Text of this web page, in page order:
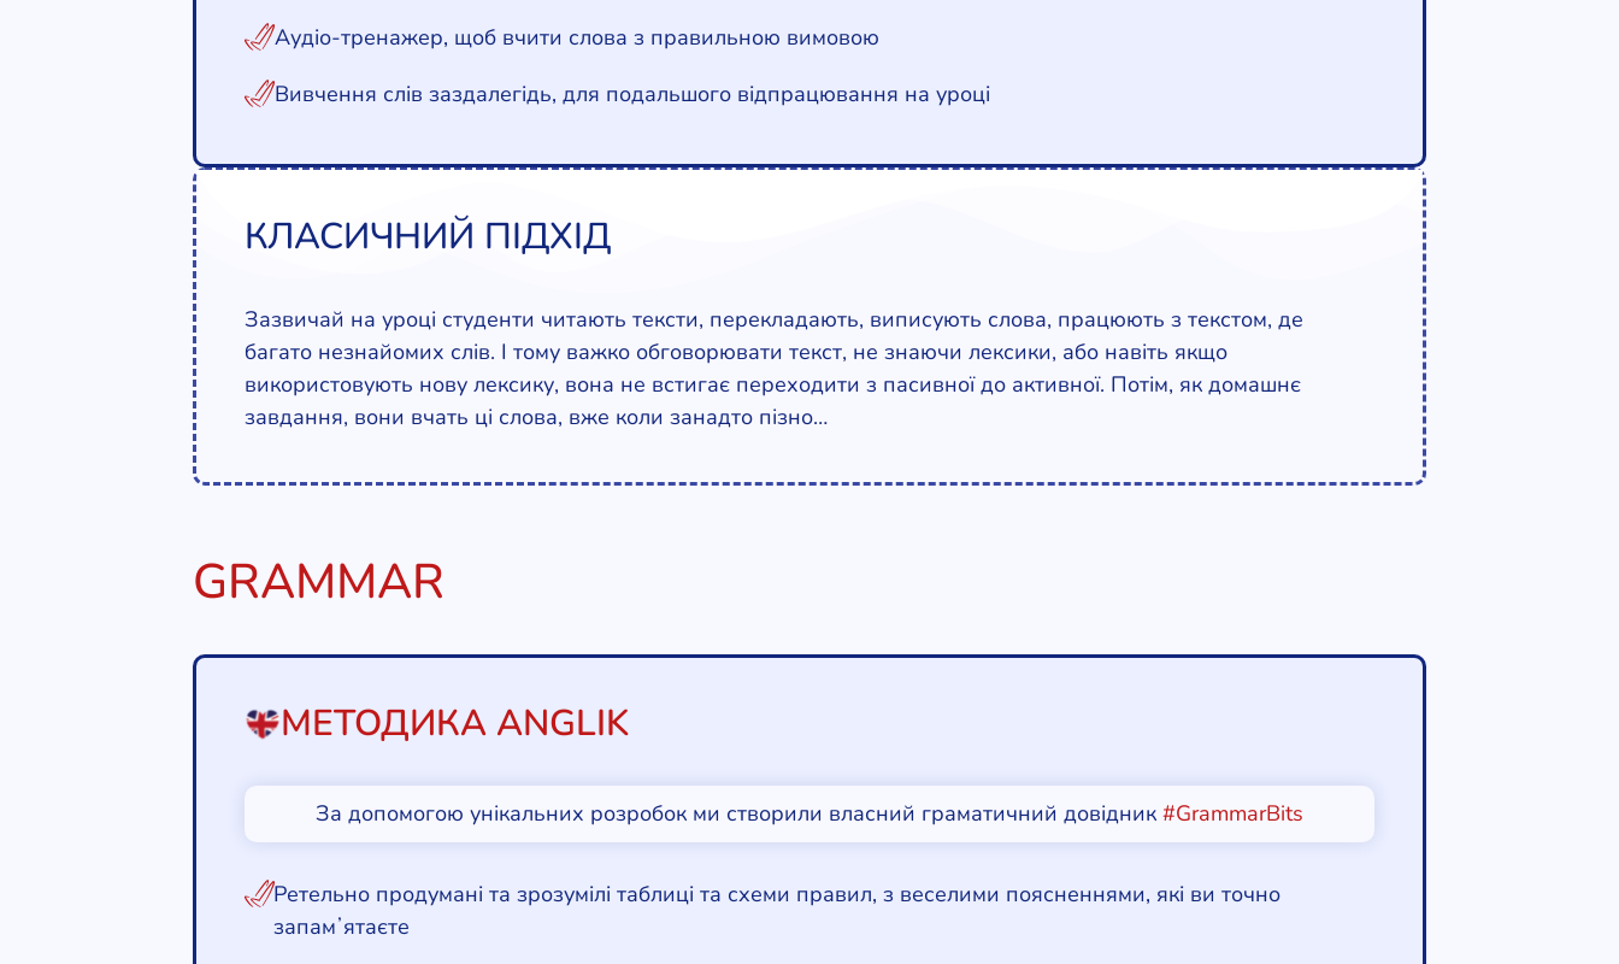
КЛАСИЧНИЙ ПІДХІД
Зазвичай на уроці студенти читають тексти, перекладають, виписують слова, працюють з текстом, де
багато незнайомих слів. І тому важко обговорювати текст, не знаючи лексики, або навіть якщо
використовують нову лексику, вона не встигає переходити з пасивної до активної. Потім, як домашнє
завдання, вони вчать ці слова, вже коли занадто пізно…
Аудіо-тренажер, щоб вчити слова з правильною вимовою
Вивчення слів заздалегідь, для подальшого відпрацювання на уроці
GRAMMAR
МЕТОДИКА ANGLIK
За допомогою унікальних розробок ми створили власний граматичний довідник #GrammarBits
Ретельно продумані та зрозумілі таблиці та схеми правил, з веселими поясненнями, які ви точно
запамʼятаєте